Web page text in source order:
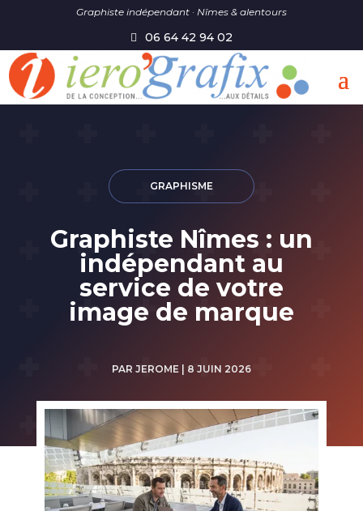
Graphiste indépendant · Nîmes & alentours
06 64 42 94 02
GRAPHISME
Graphiste Nîmes : un
indépendant au
service de votre
image de marque
PAR JEROME| 8 JUIN 2026